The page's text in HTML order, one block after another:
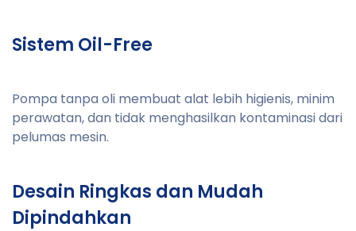
Sistem Oil-Free
Pompa tanpa oli membuat alat lebih higienis, minim
perawatan, dan tidak menghasilkan kontaminasi dari
pelumas mesin.
Desain Ringkas dan Mudah
Dipindahkan